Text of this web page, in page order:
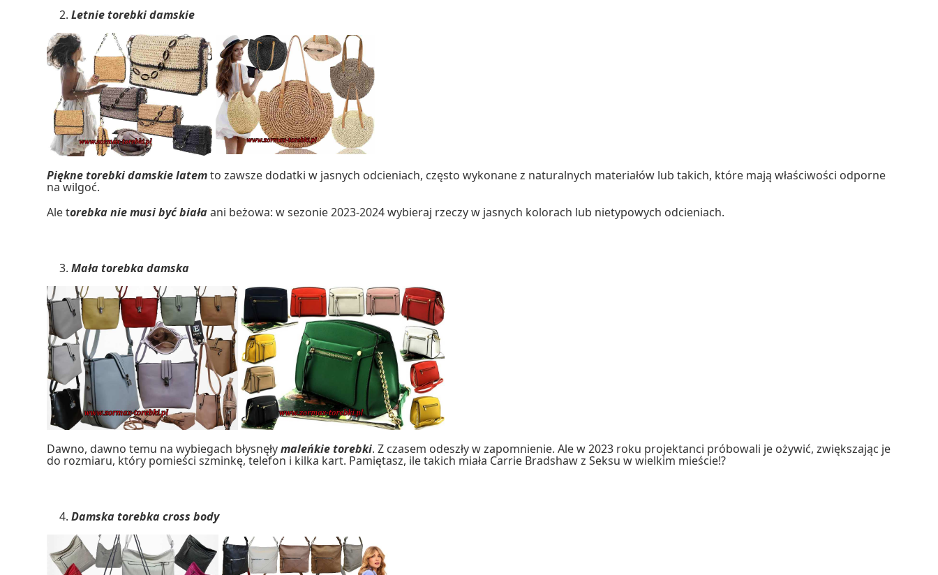
Letnie torebki damskie
Piękne torebki damskie latemto zawsze dodatki w jasnych odcieniach, często wykonane z naturalnych materiałów lub takich, które mają właściwości odporne
na wilgoć.
Ale torebka nie musi być białaani beżowa: w sezonie 2023-2024 wybieraj rzeczy w jasnych kolorach lub nietypowych odcieniach.
Mała torebka damska
Dawno, dawno temu na wybiegach błysnęłymaleńkie torebki. Z czasem odeszły w zapomnienie. Ale w 2023 roku projektanci próbowali je ożywić, zwiększając je
do rozmiaru, który pomieści szminkę, telefon i kilka kart. Pamiętasz, ile takich miała Carrie Bradshaw z Seksu w wielkim mieście!?
Damska torebka cross body